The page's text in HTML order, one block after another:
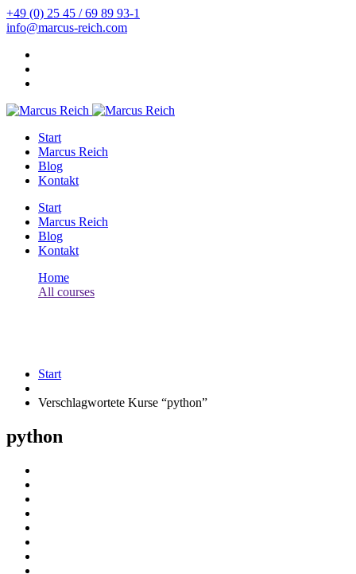
+49 (0) 25 45 / 69 89 93-1
info@marcus-reich.com
Start
Marcus Reich
Blog
Kontakt
Start
Marcus Reich
Blog
Kontakt
Home
All courses
Start
Verschlagwortete Kurse “python”
python